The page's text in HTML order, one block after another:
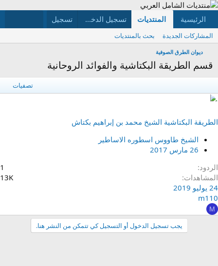
الرئيسية المنتديات ما الجديد الأعضاء تسجيل الدخول تسجيل
المشاركات الجديدة بحث بالمنتديات
ديوان الطرق الصوفية
قسم الطريقة البكتاشية والفوائد الروحانية
تصفيات
الطريقة البكتاشية الشيخ محمد بن إبراهيم بكتاش
الشيخ طاووس اسطوره الاساطير
26 مارس 2017
الردود
1
المشاهدات
13K
24 يوليو 2019
m110
M
يجب تسجيل الدخول أو التسجيل كي تتمكن من النشر هنا.